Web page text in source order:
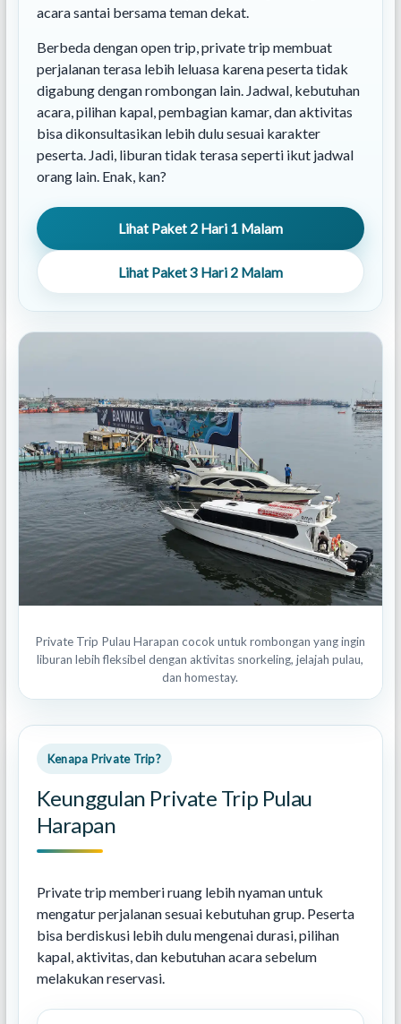
acara santai bersama teman dekat.
Berbeda dengan open trip, private trip membuat
perjalanan terasa lebih leluasa karena peserta tidak
digabung dengan rombongan lain. Jadwal, kebutuhan
acara, pilihan kapal, pembagian kamar, dan aktivitas
bisa dikonsultasikan lebih dulu sesuai karakter
peserta. Jadi, liburan tidak terasa seperti ikut jadwal
orang lain. Enak, kan?
Lihat Paket 2 Hari 1 Malam
Lihat Paket 3 Hari 2 Malam
Private Trip Pulau Harapan cocok untuk rombongan yang ingin
liburan lebih fleksibel dengan aktivitas snorkeling, jelajah pulau,
dan homestay.
Kenapa Private Trip?
Keunggulan Private Trip Pulau
Harapan
Private trip memberi ruang lebih nyaman untuk
mengatur perjalanan sesuai kebutuhan grup. Peserta
bisa berdiskusi lebih dulu mengenai durasi, pilihan
kapal, aktivitas, dan kebutuhan acara sebelum
melakukan reservasi.